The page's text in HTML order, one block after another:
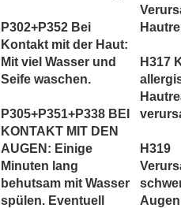
P302+P352 Bei
Kontakt mit der Haut:
Mit viel Wasser und
Seife waschen.
P305+P351+P338 BEI
KONTAKT MIT DEN
AUGEN: Einige
Minuten lang
behutsam mit Wasser
spülen. Eventuell
H317
H319